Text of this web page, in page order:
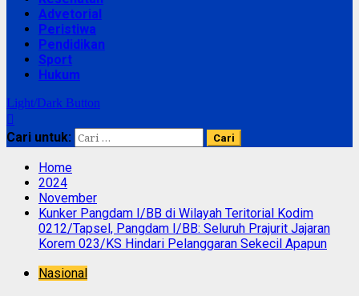
Advetorial
Peristiwa
Pendidikan
Sport
Hukum
Light/Dark Button
Cari untuk:
Home
2024
November
Kunker Pangdam I/BB di Wilayah Teritorial Kodim
0212/Tapsel, Pangdam I/BB: Seluruh Prajurit Jajaran
Korem 023/KS Hindari Pelanggaran Sekecil Apapun
Nasional